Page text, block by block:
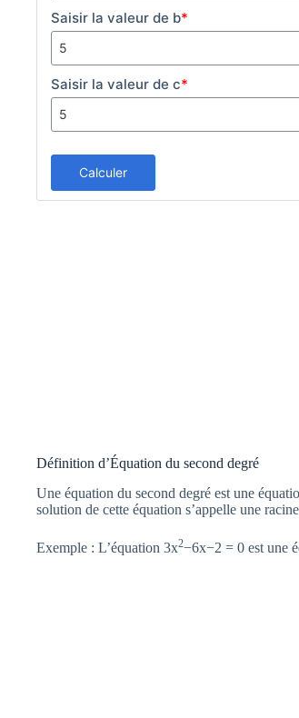
Saisir la valeur de b*
Saisir la valeur de c*
Calculer
Définition d’Équation du second degré
Une équation du second degré est une
solution de cette équation s’appelle une
Exemple : L’équation 3x2−6x−2 = 0 est une